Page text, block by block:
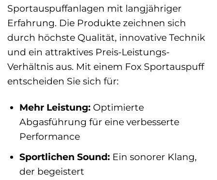
Sportauspuffanlagen mit langjähriger
Erfahrung. Die Produkte zeichnen sich
durch höchste Qualität, innovative Technik
und ein attraktives Preis-Leistungs-
Verhältnis aus. Mit einem Fox Sportauspuff
entscheiden Sie sich für:
Mehr Leistung:Optimierte
Abgasführung für eine verbesserte
Performance
Sportlichen Sound:Ein sonorer Klang,
der begeistert